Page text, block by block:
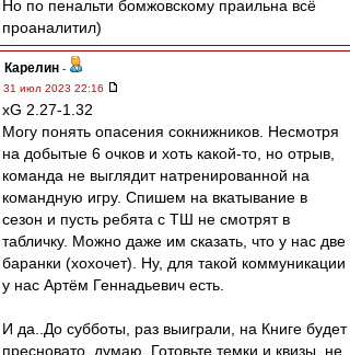
Но по пенальти бомжовскому праильна всё
проаналитил)
Карелин -
31 июл 2023 22:16
xG 2.27-1.32
Могу понять опасения сокнижников. Несмотря
на добытые 6 очков и хоть какой-то, но отрыв,
команда не выглядит натренированной на
командную игру. Спишем на вкатывание в
сезон и пусть ребята с ТШ не смотрят в
табличку. Можно даже им сказать, что у нас две
баранки (хохочет). Ну, для такой коммуникации
у нас Артём Геннадьевич есть.
И да..До субботы, раз выиграли, на Книге будет
пресновато, думаю. Готовьте темки и квизы, не